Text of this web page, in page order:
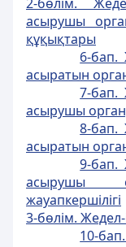
асырушы
құқықтары
6-бап.
асыратын
7-бап.
асырушы
8-бап.
асыратын
9-бап.
асырушы
жауапкершiлiгi
3-бөлiм.
10-